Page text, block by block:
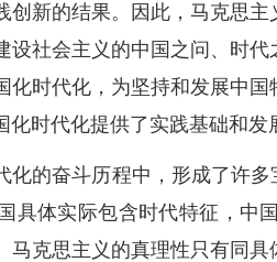
新的结果。因此，马克思
社会主义的中国之问、时
化时代化，为坚持和发展中
时代化提供了实践基础和发
的奋斗历程中，形成了许
具体实际包含时代特征，
克思主义的真理性只有同